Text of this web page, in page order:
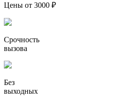
Цены от 3000 ₽
Срочность
вызова
Без
выходных